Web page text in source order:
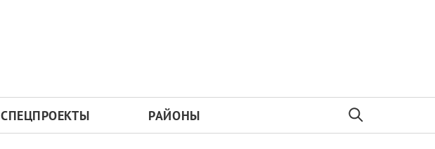
СПЕЦПРОЕКТЫ РАЙОНЫ